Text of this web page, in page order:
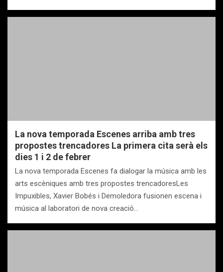
La nova temporada Escenes arriba amb tres
propostes trencadores La primera cita serà els
dies 1 i 2 de febrer
La nova temporada Escenes fa dialogar la música amb les
arts escèniques amb tres propostes trencadoresLes
Impuxibles, Xavier Bobés i Demoledora fusionen escena i
música al laboratori de nova creació…